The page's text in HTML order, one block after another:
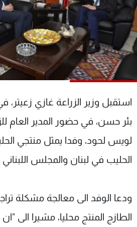
استقبل وزير الزراعة غازي زعيتر،
بئر حسن، في حضور المدير العام
لويس لحود، وفدا يمثل منتجي
الحليب في لبنان والمجلس
ودعا الوفد الى معالجة مشكلة
الطازج المنتج محليا، مشيرا الى
البرامج
جدول البرامج
شاهد البرامج
الترددات
عن MTV
لاعلاناتكم
وظائف
شروط